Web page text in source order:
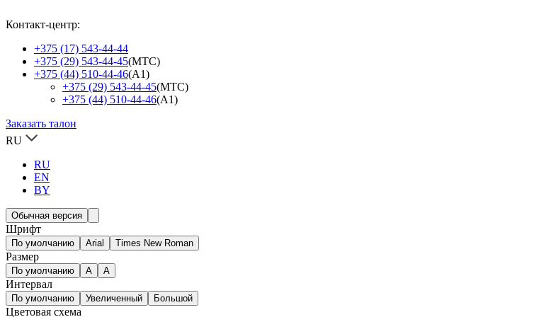
Контакт-центр:
+375 (17) 543-44-44
+375 (29) 543-44-45(МТС)
+375 (44) 510-44-46(А1)
+375 (29) 543-44-45(МТС)
+375 (44) 510-44-46(А1)
Заказать талон
RU
RU
EN
BY
Обычная версия
Шрифт
По умолчанию Arial Times New Roman
Размер
По умолчанию A A
Интервал
По умолчанию Увеличенный Большой
Цветовая схема